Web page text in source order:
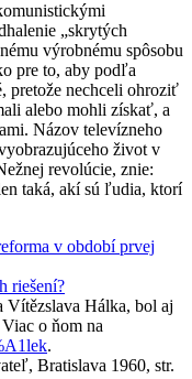
„skrytých
výrobnému spôsobu
pre to, aby podľa
pretože nechceli ohroziť
alebo mohli získať, a
Názov televízneho
život v
revolúcie, znie:
taká, akí sú ľudia, ktorí
v období prvej
riešení?
Vítězslava Hálka, bol aj
o ňom na
.
Bratislava 1960, str.